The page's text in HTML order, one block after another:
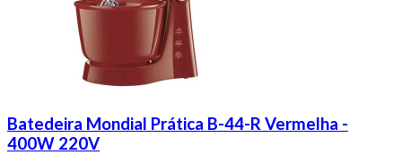
Batedeira Mondial Prática B-44-R Vermelha -
400W 220V